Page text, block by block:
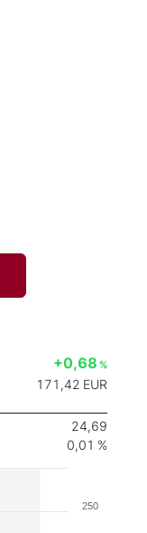
+0,68 %
171,42 EUR
24,69
0,01 %
250